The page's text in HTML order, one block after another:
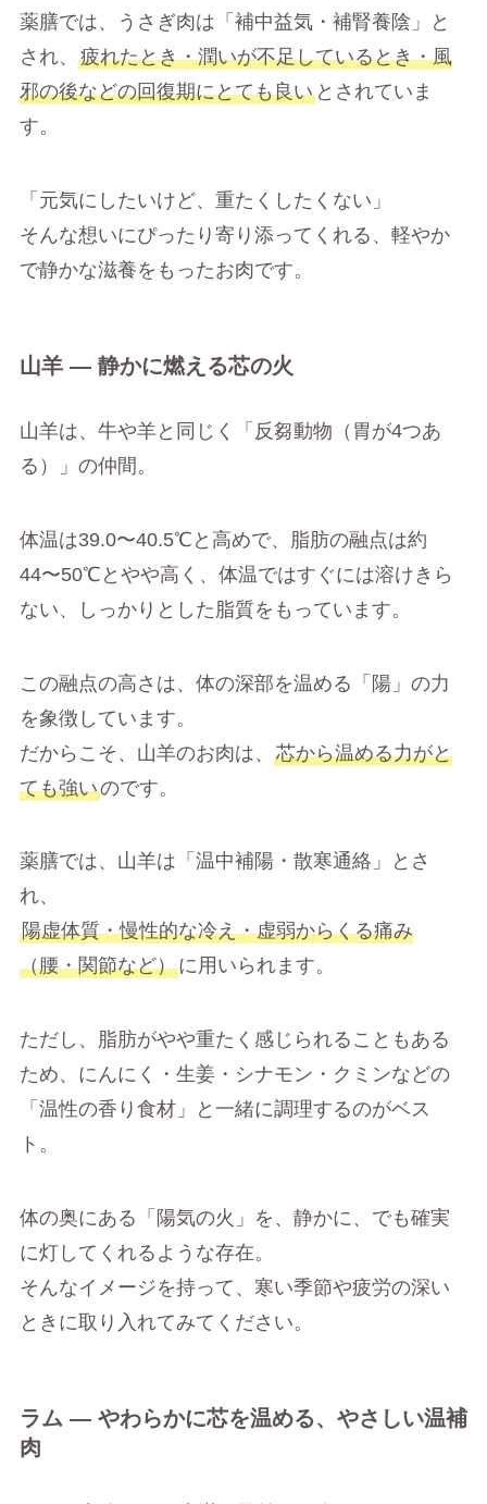
薬膳では、うさぎ肉は「補中益気・補腎養陰」と
され、 疲れたとき・潤いが不足しているとき・風
邪の後などの回復期にとても良いとされていま
す。
「元気にしたいけど、重たくしたくない」
そんな想いにぴったり寄り添ってくれる、軽やか
で静かな滋養をもったお肉です。
山羊 ― 静かに燃える芯の火
山羊は、牛や羊と同じく「反芻動物（胃が4つあ
る）」の仲間。
体温は39.0〜40.5℃と高めで、脂肪の融点は約
44〜50℃とやや高く、体温ではすぐには溶けきら
ない、しっかりとした脂質をもっています。
この融点の高さは、体の深部を温める「陽」の力
を象徴しています。
だからこそ、山羊のお肉は、 芯から温める力がと
ても強いのです。
薬膳では、山羊は「温中補陽・散寒通絡」とさ
れ、
陽虚体質・慢性的な冷え・虚弱からくる痛み
（腰・関節など）に用いられます。
ただし、脂肪がやや重たく感じられることもある
ため、にんにく・生姜・シナモン・クミンなどの
「温性の香り食材」と一緒に調理するのがベス
ト。
体の奥にある「陽気の火」を、静かに、でも確実
に灯してくれるような存在。
そんなイメージを持って、寒い季節や疲労の深い
ときに取り入れてみてください。
ラム ― やわらかに芯を温める、やさしい温補
肉